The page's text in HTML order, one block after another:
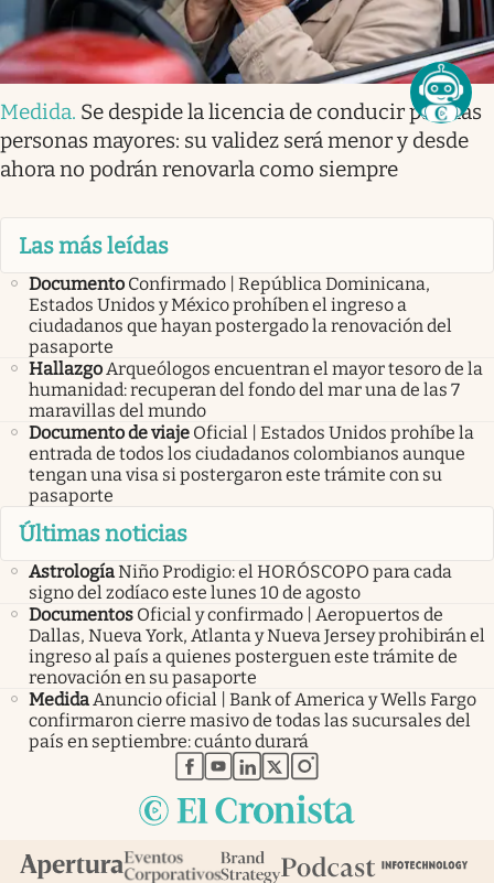
Medida. Se despide la licencia de conducir para las
personas mayores: su validez será menor y desde
ahora no podrán renovarla como siempre
Las más leídas
Documento Confirmado | República Dominicana,
Estados Unidos y México prohíben el ingreso a
ciudadanos que hayan postergado la renovación del
pasaporte
HallazgoArqueólogos encuentran el mayor tesoro de la
humanidad: recuperan del fondo del mar una de las 7
maravillas del mundo
Documento de viaje Oficial | Estados Unidos prohíbe la
entrada de todos los ciudadanos colombianos aunque
tengan una visa si postergaron este trámite con su
pasaporte
Últimas noticias
AstrologíaNiño Prodigio: el HORÓSCOPO para cada
signo del zodíaco este lunes 10 de agosto
Documentos Oficial y confirmado | Aeropuertos de
Dallas, Nueva York, Atlanta y Nueva Jersey prohibirán el
ingreso al país a quienes posterguen este trámite de
renovación en su pasaporte
MedidaAnuncio oficial | Bank of America y Wells Fargo
confirmaron cierre masivo de todas las sucursales del
país en septiembre: cuánto durará
abre en nueva pestaña
abre en nueva pestaña
abre en nueva pestaña
abre en nueva pestaña
abre en nueva pestaña